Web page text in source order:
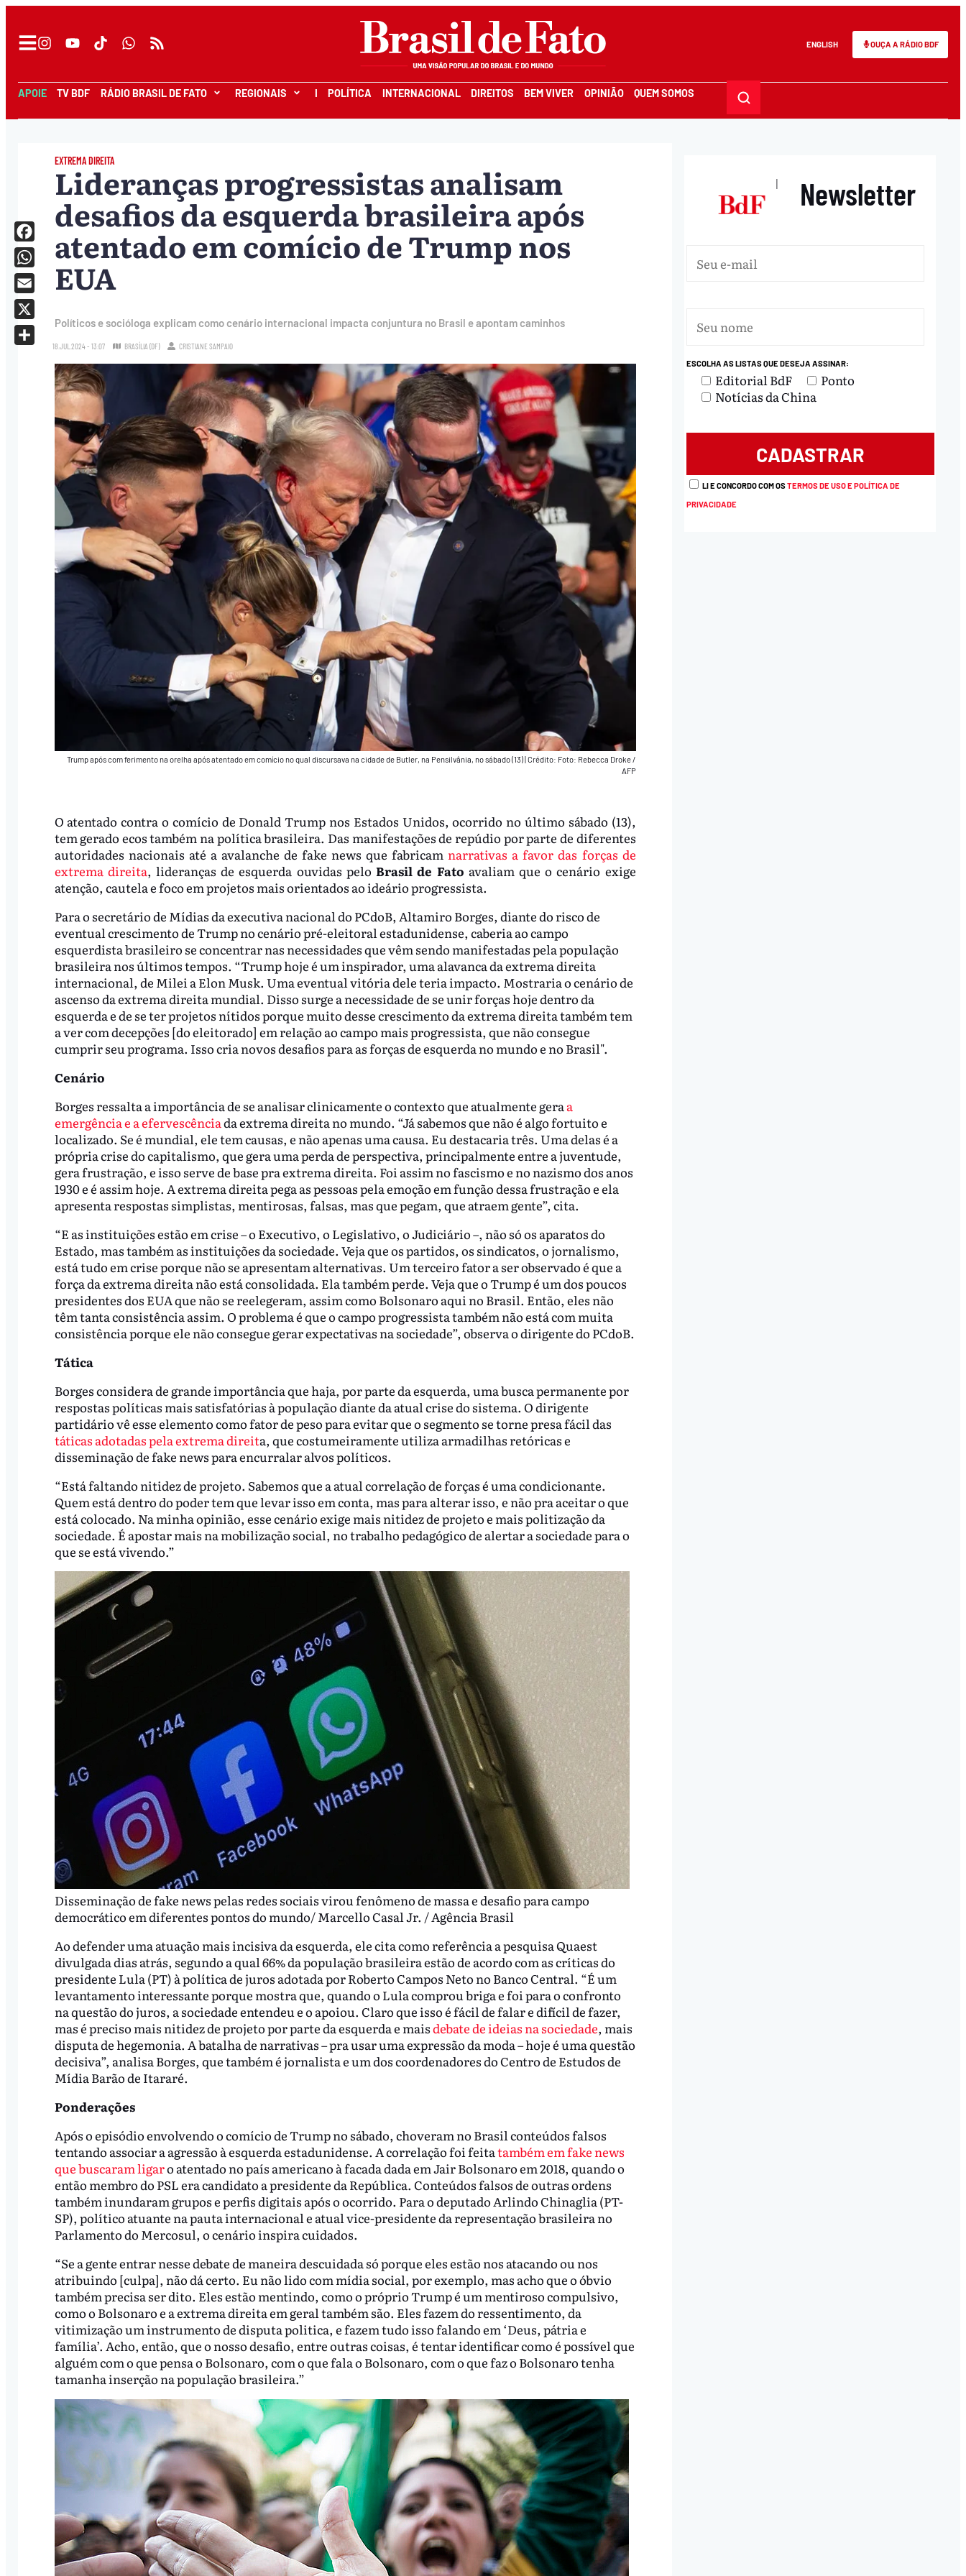
ENGLISH OUÇA A RÁDIO BDF
APOIE TV BDF RÁDIO BRASIL DE FATO REGIONAIS I POLÍTICA INTERNACIONAL DIREITOS BEM VIVER OPINIÃO QUEM SOMOS
EXTREMA DIREITA
Lideranças progressistas analisam
desafios da esquerda brasileira após
atentado em comício de Trump nos
EUA
Políticos e socióloga explicam como cenário internacional impacta conjuntura no Brasil e apontam caminhos
18.JUL.2024 - 13:07 BRASÍLIA (DF) CRISTIANE SAMPAIO
Trump após com ferimento na orelha após atentado em comício no qual discursava na cidade de Butler, na Pensilvânia, no sábado (13)|Crédito: Foto: Rebecca Droke /
AFP
O atentado contra o comício de Donald Trump nos Estados Unidos, ocorrido no último sábado (13),
tem gerado ecos também na política brasileira. Das manifestações de repúdio por parte de diferentes
autoridades nacionais até a avalanche de fake news que fabricam narrativas a favor das forças de
extrema direita, lideranças de esquerda ouvidas peloBrasil de Fato avaliam que o cenário exige
atenção, cautela e foco em projetos mais orientados ao ideário progressista.
Para o secretário de Mídias da executiva nacional do PCdoB, Altamiro Borges, diante do risco de
eventual crescimento de Trump no cenário pré-eleitoral estadunidense, caberia ao campo
esquerdista brasileiro se concentrar nas necessidades que vêm sendo manifestadas pela população
brasileira nos últimos tempos. “Trump hoje é um inspirador, uma alavanca da extrema direita
internacional, de Milei a Elon Musk. Uma eventual vitória dele teria impacto. Mostraria o cenário de
ascenso da extrema direita mundial. Disso surge a necessidade de se unir forças hoje dentro da
esquerda e de se ter projetos nítidos porque muito desse crescimento da extrema direita também tem
a ver com decepções [do eleitorado] em relação ao campo mais progressista, que não consegue
cumprir seu programa. Isso cria novos desafios para as forças de esquerda no mundo e no Brasil".
Cenário
Borges ressalta a importância de se analisar clinicamente o contexto que atualmente geraa
emergência e a efervescênciada extrema direita no mundo. “Já sabemos que não é algo fortuito e
localizado. Se é mundial, ele tem causas, e não apenas uma causa. Eu destacaria três. Uma delas é a
própria crise do capitalismo, que gera uma perda de perspectiva, principalmente entre a juventude,
gera frustração, e isso serve de base pra extrema direita. Foi assim no fascismo e no nazismo dos anos
1930 e é assim hoje. A extrema direita pega as pessoas pela emoção em função dessa frustração e ela
apresenta respostas simplistas, mentirosas, falsas, mas que pegam, que atraem gente”, cita.
“E as instituições estão em crise – o Executivo, o Legislativo, o Judiciário –, não só os aparatos do
Estado, mas também as instituições da sociedade. Veja que os partidos, os sindicatos, o jornalismo,
está tudo em crise porque não se apresentam alternativas. Um terceiro fator a ser observado é que a
força da extrema direita não está consolidada. Ela também perde. Veja que o Trump é um dos poucos
presidentes dos EUA que não se reelegeram, assim como Bolsonaro aqui no Brasil. Então, eles não
têm tanta consistência assim. O problema é que o campo progressista também não está com muita
consistência porque ele não consegue gerar expectativas na sociedade”, observa o dirigente do PCdoB.
Tática
Borges considera de grande importância que haja, por parte da esquerda, uma busca permanente por
respostas políticas mais satisfatórias à população diante da atual crise do sistema. O dirigente
partidário vê esse elemento como fator de peso para evitar que o segmento se torne presa fácil das
táticas adotadas pela extrema direita, que costumeiramente utiliza armadilhas retóricas e
disseminação de fake news para encurralar alvos políticos.
“Está faltando nitidez de projeto. Sabemos que a atual correlação de forças é uma condicionante.
Quem está dentro do poder tem que levar isso em conta, mas para alterar isso, e não pra aceitar o que
está colocado. Na minha opinião, esse cenário exige mais nitidez de projeto e mais politização da
sociedade. É apostar mais na mobilização social, no trabalho pedagógico de alertar a sociedade para o
que se está vivendo.”
Disseminação de fake news pelas redes sociais virou fenômeno de massa e desafio para campo
democrático em diferentes pontos do mundo/ Marcello Casal Jr. / Agência Brasil
Ao defender uma atuação mais incisiva da esquerda, ele cita como referência a pesquisa Quaest
divulgada dias atrás, segundo a qual 66% da população brasileira estão de acordo com as críticas do
presidente Lula (PT) à política de juros adotada por Roberto Campos Neto no Banco Central. “É um
levantamento interessante porque mostra que, quando o Lula comprou briga e foi para o confronto
na questão do juros, a sociedade entendeu e o apoiou. Claro que isso é fácil de falar e difícil de fazer,
mas é preciso mais nitidez de projeto por parte da esquerda e maisdebate de ideias na sociedade, mais
disputa de hegemonia. A batalha de narrativas – pra usar uma expressão da moda – hoje é uma questão
decisiva”, analisa Borges, que também é jornalista e um dos coordenadores do Centro de Estudos de
Mídia Barão de Itararé.
Ponderações
Após o episódio envolvendo o comício de Trump no sábado, choveram no Brasil conteúdos falsos
tentando associar a agressão à esquerda estadunidense. A correlação foi feitatambém em fake news
que buscaram ligaro atentado no país americano à facada dada em Jair Bolsonaro em 2018, quando o
então membro do PSL era candidato a presidente da República. Conteúdos falsos de outras ordens
também inundaram grupos e perfis digitais após o ocorrido. Para o deputado Arlindo Chinaglia (PT-
SP), político atuante na pauta internacional e atual vice-presidente da representação brasileira no
Parlamento do Mercosul, o cenário inspira cuidados.
“Se a gente entrar nesse debate de maneira descuidada só porque eles estão nos atacando ou nos
atribuindo [culpa], não dá certo. Eu não lido com mídia social, por exemplo, mas acho que o óbvio
também precisa ser dito. Eles estão mentindo, como o próprio Trump é um mentiroso compulsivo,
como o Bolsonaro e a extrema direita em geral também são. Eles fazem do ressentimento, da
vitimização um instrumento de disputa politica, e fazem tudo isso falando em ‘Deus, pátria e
família’. Acho, então, que o nosso desafio, entre outras coisas, é tentar identificar como é possível que
alguém com o que pensa o Bolsonaro, com o que fala o Bolsonaro, com o que faz o Bolsonaro tenha
tamanha inserção na população brasileira.”
Facebook
WhatsApp
Email
X
| Newsletter
ESCOLHA AS LISTAS QUE DESEJA ASSINAR:
Editorial BdF
Ponto
Notícias da China
LI E CONCORDO COM OSTERMOS DE USO E POLÍTICA DE
PRIVACIDADE